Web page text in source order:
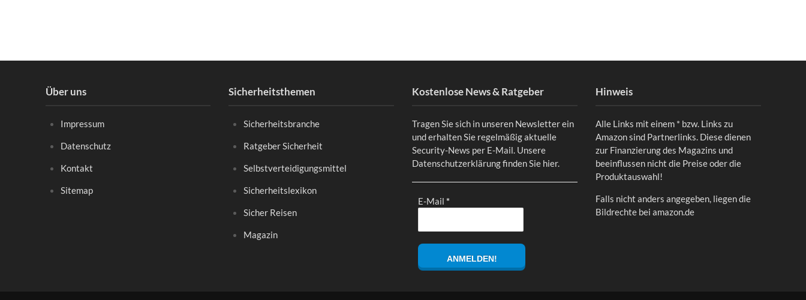
Über uns
Impressum
Datenschutz
Kontakt
Sitemap
Sicherheitsthemen
Sicherheitsbranche
Ratgeber Sicherheit
Selbstverteidigungsmittel
Sicherheitslexikon
Sicher Reisen
Magazin
Kostenlose News & Ratgeber
Tragen Sie sich in unseren Newsletter ein
und erhalten Sie regelmäßig aktuelle
Security-News per E-Mail. Unsere
Datenschutzerklärung finden Sie hier.
E-Mail *
Hinweis
Alle Links mit einem * bzw. Links zu
Amazon sind Partnerlinks. Diese dienen
zur Finanzierung des Magazins und
beeinflussen nicht die Preise oder die
Produktauswahl!
Falls nicht anders angegeben, liegen die
Bildrechte bei amazon.de